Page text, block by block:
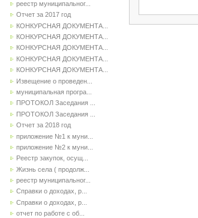
реестр муниципальног...
Отчет за 2017 год
КОНКУРСНАЯ ДОКУМЕНТА...
КОНКУРСНАЯ ДОКУМЕНТА...
КОНКУРСНАЯ ДОКУМЕНТА...
КОНКУРСНАЯ ДОКУМЕНТА...
КОНКУРСНАЯ ДОКУМЕНТА...
Извещение о проведен...
муниципальная програ...
ПРОТОКОЛ Заседания ...
ПРОТОКОЛ Заседания ...
Отчет за 2018 год
приложение №1 к муни...
приложение №2 к муни...
Реестр закупок, осущ...
Жизнь села ( продолж...
реестр муниципальног...
Справки о доходах, р...
Справки о доходах, р...
отчет по работе с об...